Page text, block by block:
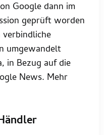
Google dann im
geprüft worden
verbindliche
umgewandelt
in Bezug auf die
News. Mehr